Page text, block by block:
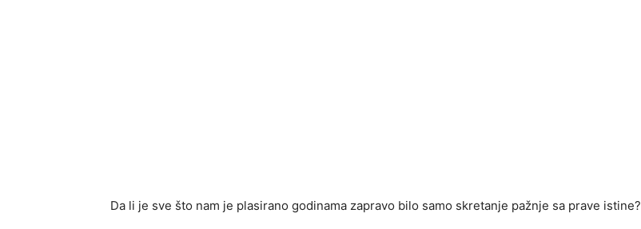
Da li je sve što nam je plasirano godinama zapravo bilo samo skretanje pažnje sa prave istine?